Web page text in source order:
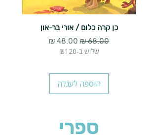
כן קרה כלום / אורי בר-און
מחיר רגיל מחיר מבצע
שלוש ב-₪120
הוספה לעגלה
ספרי